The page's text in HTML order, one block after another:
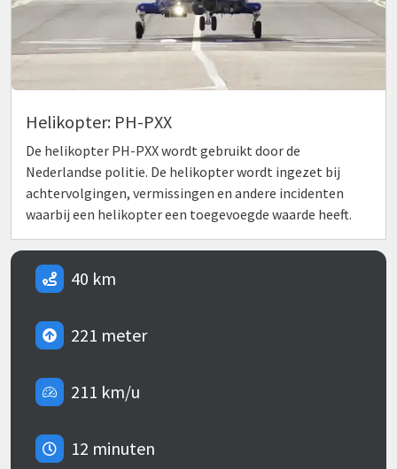
Helikopter: PH-PXX
De helikopter PH-PXX wordt gebruikt door de
Nederlandse politie. De helikopter wordt ingezet bij
achtervolgingen, vermissingen en andere incidenten
waarbij een helikopter een toegevoegde waarde heeft.
40 km
221 meter
211 km/u
12 minuten